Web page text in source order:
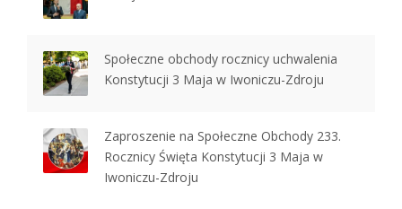
Społeczne obchody rocznicy uchwalenia
Konstytucji 3 Maja w Iwoniczu-Zdroju
Zaproszenie na Społeczne Obchody 233.
Rocznicy Święta Konstytucji 3 Maja w
Iwoniczu-Zdroju